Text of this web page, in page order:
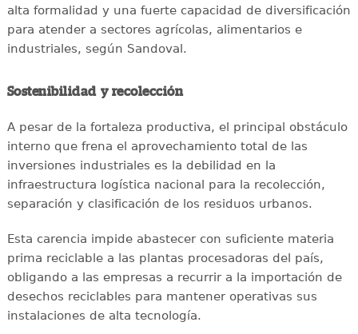
alta formalidad y una fuerte capacidad de diversificación
para atender a sectores agrícolas, alimentarios e
industriales, según Sandoval.
Sostenibilidad y recolección
A pesar de la fortaleza productiva, el principal obstáculo
interno que frena el aprovechamiento total de las
inversiones industriales es la debilidad en la
infraestructura logística nacional para la recolección,
separación y clasificación de los residuos urbanos.
Esta carencia impide abastecer con suficiente materia
prima reciclable a las plantas procesadoras del país,
obligando a las empresas a recurrir a la importación de
desechos reciclables para mantener operativas sus
instalaciones de alta tecnología.